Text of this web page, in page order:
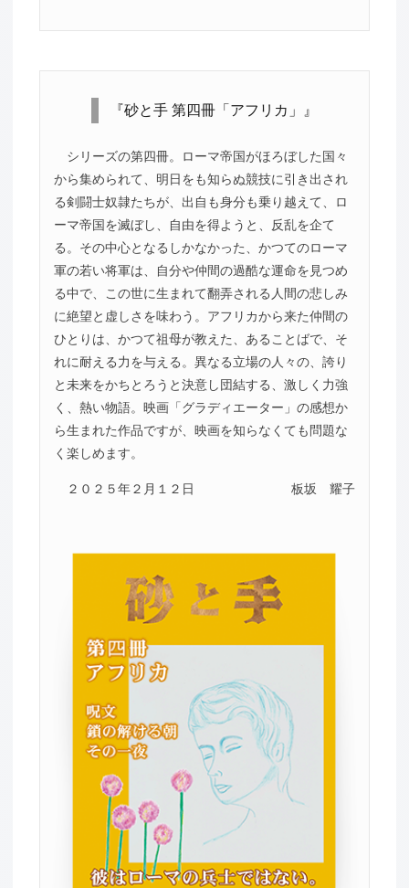
『砂と手 第四冊「アフリカ」』
シリーズの第四冊。ローマ帝国がほろぼした国々
から集められて、明日をも知らぬ競技に引き出され
る剣闘士奴隷たちが、出自も身分も乗り越えて、ロ
ーマ帝国を滅ぼし、自由を得ようと、反乱を企て
る。その中心となるしかなかった、かつてのローマ
軍の若い将軍は、自分や仲間の過酷な運命を見つめ
る中で、この世に生まれて翻弄される人間の悲しみ
に絶望と虚しさを味わう。アフリカから来た仲間の
ひとりは、かつて祖母が教えた、あることばで、そ
れに耐える力を与える。異なる立場の人々の、誇り
と未来をかちとろうと決意し団結する、激しく力強
く、熱い物語。映画「グラディエーター」の感想か
ら生まれた作品ですが、映画を知らなくても問題な
く楽しめます。
２０２５年２月１２日 板坂 耀子